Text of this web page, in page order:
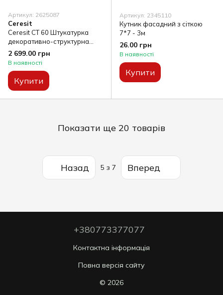
Артикул: 2625087
Ceresit
Ceresit CT 60 Штукатурка
декоративно-структурна
Visage (0.5mm)
2 699.00 грн
В наявності
Купити
Артикул: 2345110
Кутник фасадний з сіткою
7*7 - 3м
26.00 грн
В наявності
Купити
Показати ще 20 товарів
Назад 5 з 7 Вперед
+380773377077
Контактна інформація
Повна версія сайту
© 2026